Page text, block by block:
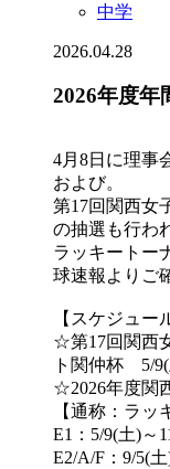
中学
2026.04.28
2026年度年
4月8日に理事
および。
第17回関西女
の抽選も行わ
ラッキートー
球速報よりご
【スケジュー
☆第17回関西
ト関仲杯 5/
☆2026年度関
【通称：ラッ
E1：5/9(土)～
E2/A/F：9/5(